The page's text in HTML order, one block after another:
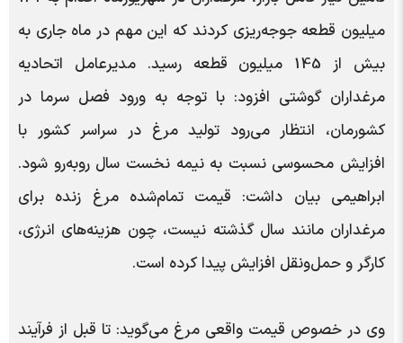
میلیون قطعه جوجه‌ریزی کردند که این مهم در ماه جاری به
بیش از 145 میلیون قطعه رسید. مدیرعامل اتحادیه
مرغداران گوشتی افزود: با توجه به ورود فصل سرما در
کشورمان، انتظار می‌رود تولید مرغ در سراسر کشور با
افزایش محسوسی نسبت به نیمه نخست سال روبه‌رو شود.
ابراهیمی بیان داشت: قیمت تمام‌شده مرغ زنده برای
مرغداران مانند سال گذشته نیست، چون هزینه‌های انرژی،
کارگر و حمل‌و‌نقل افزایش پیدا کرده است.
وی در خصوص قیمت واقعی مرغ می‌گوید: تا قبل از فرآیند